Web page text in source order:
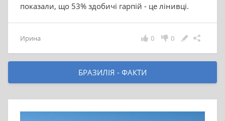
показали, що 53% здобичі гарпій - це лінивці.
Ирина 0
0
БРАЗИЛІЯ - ФАКТИ